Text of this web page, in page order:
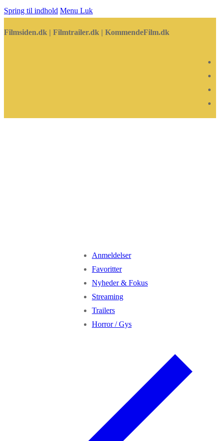
Spring til indhold Menu Luk
Filmsiden.dk | Filmtrailer.dk | KommendeFilm.dk
Anmeldelser
Favoritter
Nyheder & Fokus
Streaming
Trailers
Horror / Gys